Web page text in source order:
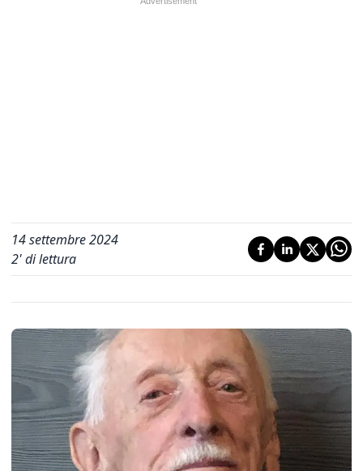
14 settembre 2024
2' di lettura